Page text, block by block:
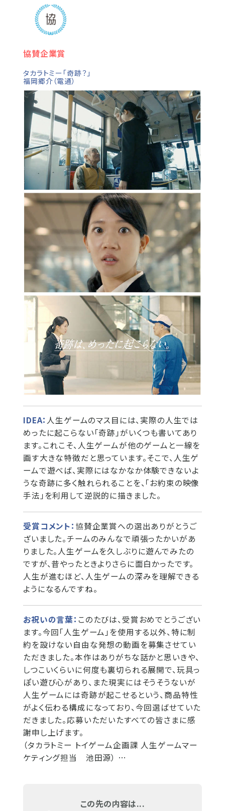
協賛企業賞
タカラトミー「奇跡？」
福岡郷介（電通）
IDEA： 人生ゲームのマス目には、実際の人生では
めったに起こらない「奇跡」がいくつも書いてあり
ます。これこそ、人生ゲームが他のゲームと一線を
画す大きな特徴だと思っています。そこで、人生ゲ
ームで遊べば、実際にはなかなか体験できないよ
うな奇跡に多く触れられることを、「お約束の映像
手法」を利用して逆説的に描きました。
受賞コメント： 協賛企業賞への選出ありがとうご
ざいました。チームのみんなで頑張ったかいがあ
りました。人生ゲームを久しぶりに遊んでみたの
ですが、昔やったときよりさらに面白かったです。
人生が進むほど、人生ゲームの深みを理解できる
ようになるんですね。
お祝いの言葉： このたびは、受賞おめでとうござい
ます。今回「人生ゲーム」を使用する以外、特に制
約を設けない自由な発想の動画を募集させてい
ただきました。本作はありがちな話かと思いきや、
しつこいくらいに何度も裏切られる展開で、玩具っ
ぽい遊び心があり、また現実にはそうそうないが
人生ゲームには奇跡が起こせるという、商品特性
がよく伝わる構成になっており、今回選ばせていた
だきました。応募いただいたすべての皆さまに感
謝申し上げます。
（タカラトミー トイゲーム企画課 人生ゲームマー
ケティング担当 池田源） …
この先の内容は...